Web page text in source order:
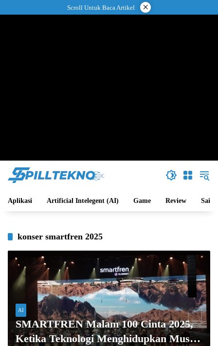
ke
Scroll Untuk Baca Artikel ×
Aplikasi Artificial Intelegent (AI) Game Review Sains
konser smartfren 2025
AI
SMARTFREN Malam 100 Cinta 2025,
Ketika Teknologi Menghidupkan Musik